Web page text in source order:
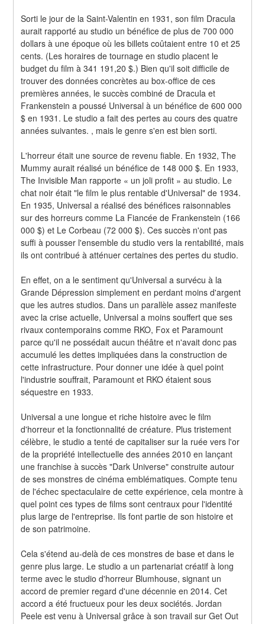
Sorti le jour de la Saint-Valentin en 1931, son film Dracula
aurait rapporté au studio un bénéfice de plus de 700 000
dollars à une époque où les billets coûtaient entre 10 et 25
cents. (Les horaires de tournage en studio placent le
budget du film à 341 191,20 $.) Bien qu'il soit difficile de
trouver des données concrètes au box-office de ces
premières années, le succès combiné de Dracula et
Frankenstein a poussé Universal à un bénéfice de 600 000
$ en 1931. Le studio a fait des pertes au cours des quatre
années suivantes. , mais le genre s'en est bien sorti.
L'horreur était une source de revenu fiable. En 1932, The
Mummy aurait réalisé un bénéfice de 148 000 $. En 1933,
The Invisible Man rapporte « un joli profit » au studio. Le
chat noir était "le film le plus rentable d'Universal" de 1934.
En 1935, Universal a réalisé des bénéfices raisonnables
sur des horreurs comme La Fiancée de Frankenstein (166
000 $) et Le Corbeau (72 000 $). Ces succès n'ont pas
suffi à pousser l'ensemble du studio vers la rentabilité, mais
ils ont contribué à atténuer certaines des pertes du studio.
En effet, on a le sentiment qu'Universal a survécu à la
Grande Dépression simplement en perdant moins d'argent
que les autres studios. Dans un parallèle assez manifeste
avec la crise actuelle, Universal a moins souffert que ses
rivaux contemporains comme RKO, Fox et Paramount
parce qu'il ne possédait aucun théâtre et n'avait donc pas
accumulé les dettes impliquées dans la construction de
cette infrastructure. Pour donner une idée à quel point
l'industrie souffrait, Paramount et RKO étaient sous
séquestre en 1933.
Universal a une longue et riche histoire avec le film
d'horreur et la fonctionnalité de créature. Plus tristement
célèbre, le studio a tenté de capitaliser sur la ruée vers l'or
de la propriété intellectuelle des années 2010 en lançant
une franchise à succès "Dark Universe" construite autour
de ses monstres de cinéma emblématiques. Compte tenu
de l'échec spectaculaire de cette expérience, cela montre à
quel point ces types de films sont centraux pour l'identité
plus large de l'entreprise. Ils font partie de son histoire et
de son patrimoine.
Cela s'étend au-delà de ces monstres de base et dans le
genre plus large. Le studio a un partenariat créatif à long
terme avec le studio d'horreur Blumhouse, signant un
accord de premier regard d'une décennie en 2014. Cet
accord a été fructueux pour les deux sociétés. Jordan
Peele est venu à Universal grâce à son travail sur Get Out